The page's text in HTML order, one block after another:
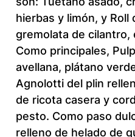
hierbas y limón, y Roll
gremolata de cilantro,
Como principales,
avellana, plátano
Agnolotti del plin
de ricota casera y
pesto. Como paso
relleno de helado de